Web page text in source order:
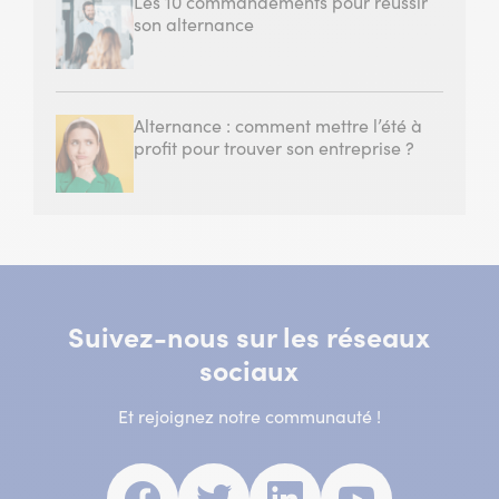
son alternance
Alternance : comment mettre l’été à
profit pour trouver son entreprise ?
Suivez-nous sur les réseaux
sociaux
Et rejoignez notre communauté !
Facebook
(nouvelle
Twitter
(nouvelle
Linkedin
(nouvelleYoutube